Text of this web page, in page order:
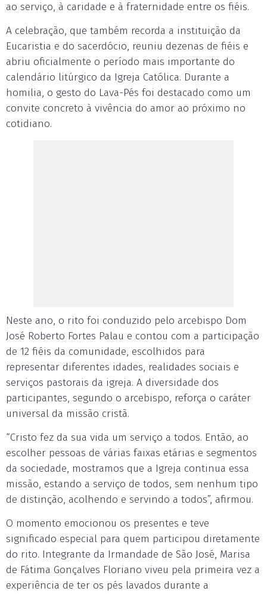
ao serviço, à caridade e à fraternidade entre os fiéis.
A celebração, que também recorda a instituição da
Eucaristia e do sacerdócio, reuniu dezenas de fiéis e
abriu oficialmente o período mais importante do
calendário litúrgico da Igreja Católica. Durante a
homilia, o gesto do Lava-Pés foi destacado como um
convite concreto à vivência do amor ao próximo no
cotidiano.
Neste ano, o rito foi conduzido pelo arcebispo Dom
José Roberto Fortes Palau e contou com a participação
de 12 fiéis da comunidade, escolhidos para
representar diferentes idades, realidades sociais e
serviços pastorais da igreja. A diversidade dos
participantes, segundo o arcebispo, reforça o caráter
universal da missão cristã.
“Cristo fez da sua vida um serviço a todos. Então, ao
escolher pessoas de várias faixas etárias e segmentos
da sociedade, mostramos que a Igreja continua essa
missão, estando a serviço de todos, sem nenhum tipo
de distinção, acolhendo e servindo a todos”, afirmou.
O momento emocionou os presentes e teve
significado especial para quem participou diretamente
do rito. Integrante da Irmandade de São José, Marisa
de Fátima Gonçalves Floriano viveu pela primeira vez a
experiência de ter os pés lavados durante a